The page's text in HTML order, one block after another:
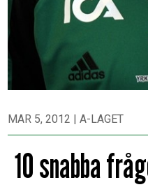
MAR 5, 2012 |A-LAGET
10 snabba